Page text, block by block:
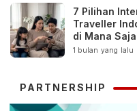
7 Pilihan
Traveller
di Mana Saja
1 bulan yang lalu
PARTNERSHIP